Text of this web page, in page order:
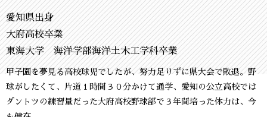
愛知県出身
大府高校卒業
東海大学 海洋学部海洋土木工学科卒業
甲子園を夢見る高校球児でしたが、努力足りずに県大会で敗退。野
球がしたくて、片道１時間３０分かけて通学、愛知の公立高校では
ダントツの練習量だった大府高校野球部で３年間培った体力は、今